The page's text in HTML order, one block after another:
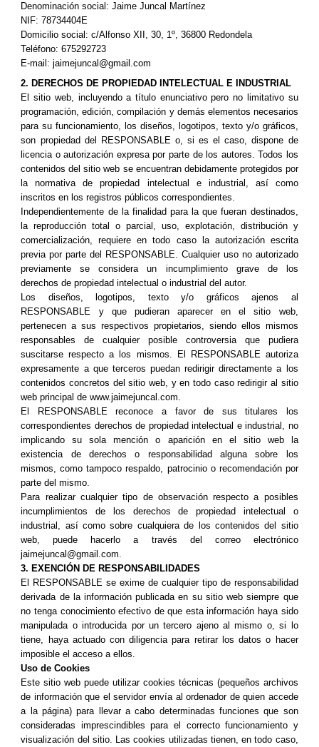
Denominación social: Jaime Juncal Martínez
NIF: 78734404E
Domicilio social: c/Alfonso XII, 30, 1º, 36800 Redondela
Teléfono: 675292723
E-mail: jaimejuncal@gmail.com
2. DERECHOS DE PROPIEDAD INTELECTUAL E INDUSTRIAL
El sitio web, incluyendo a título enunciativo pero no limitativo su
programación, edición, compilación y demás elementos necesarios
para su funcionamiento, los diseños, logotipos, texto y/o gráficos,
son propiedad del RESPONSABLE o, si es el caso, dispone de
licencia o autorización expresa por parte de los autores. Todos los
contenidos del sitio web se encuentran debidamente protegidos por
la normativa de propiedad intelectual e industrial, así como
inscritos en los registros públicos correspondientes.
Independientemente de la finalidad para la que fueran destinados,
la reproducción total o parcial, uso, explotación, distribución y
comercialización, requiere en todo caso la autorización escrita
previa por parte del RESPONSABLE. Cualquier uso no autorizado
previamente se considera un incumplimiento grave de los
derechos de propiedad intelectual o industrial del autor.
Los diseños, logotipos, texto y/o gráficos ajenos al
RESPONSABLE y que pudieran aparecer en el sitio web,
pertenecen a sus respectivos propietarios, siendo ellos mismos
responsables de cualquier posible controversia que pudiera
suscitarse respecto a los mismos. El RESPONSABLE autoriza
expresamente a que terceros puedan redirigir directamente a los
contenidos concretos del sitio web, y en todo caso redirigir al sitio
web principal de www.jaimejuncal.com.
El RESPONSABLE reconoce a favor de sus titulares los
correspondientes derechos de propiedad intelectual e industrial, no
implicando su sola mención o aparición en el sitio web la
existencia de derechos o responsabilidad alguna sobre los
mismos, como tampoco respaldo, patrocinio o recomendación por
parte del mismo.
Para realizar cualquier tipo de observación respecto a posibles
incumplimientos de los derechos de propiedad intelectual o
industrial, así como sobre cualquiera de los contenidos del sitio
web, puede hacerlo a través del correo electrónico
jaimejuncal@gmail.com.
3. EXENCIÓN DE RESPONSABILIDADES
El RESPONSABLE se exime de cualquier tipo de responsabilidad
derivada de la información publicada en su sitio web siempre que
no tenga conocimiento efectivo de que esta información haya sido
manipulada o introducida por un tercero ajeno al mismo o, si lo
tiene, haya actuado con diligencia para retirar los datos o hacer
imposible el acceso a ellos.
Uso de Cookies
Este sitio web puede utilizar cookies técnicas (pequeños archivos
de información que el servidor envía al ordenador de quien accede
a la página) para llevar a cabo determinadas funciones que son
consideradas imprescindibles para el correcto funcionamiento y
visualización del sitio. Las cookies utilizadas tienen, en todo caso,